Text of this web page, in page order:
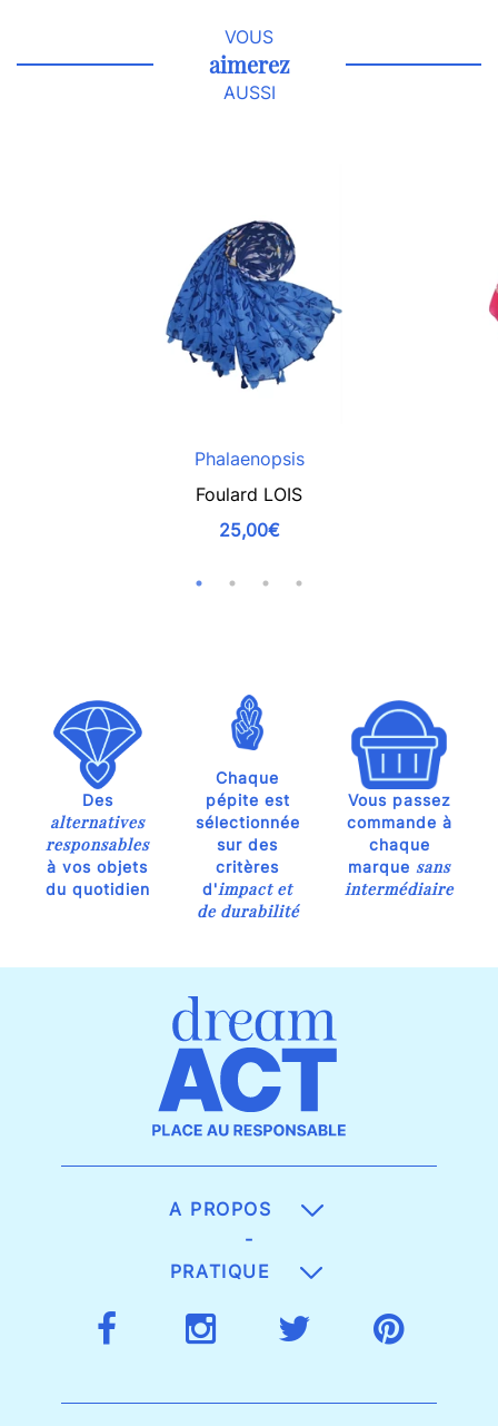
VOUS
aimerez
AUSSI
Phalaenopsis
Foulard LOIS
25,00€
Des
alternatives
responsables
à vos objets
du quotidien
Chaque
pépite est
sélectionnée
sur des
critères
d'impact et
de durabilité
Vous passez
commande à
chaque
marque sans
intermédiaire
A PROPOS
-
PRATIQUE